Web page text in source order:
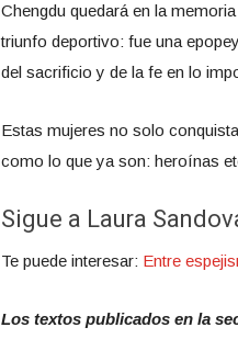
Chengdu quedará en la
triunfo deportivo: fue una
del sacrificio y de la fe en lo
Estas mujeres no solo
como lo que ya son: heroínas
Sigue a Laura
Te puede interesar: Entre
Los textos publicados en la